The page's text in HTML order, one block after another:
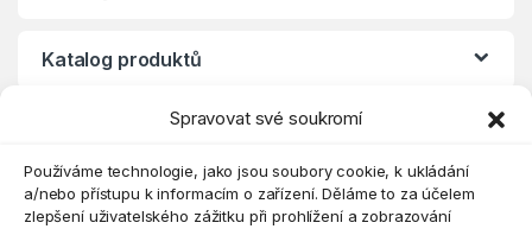
Spravovat své soukromí
Používáme technologie, jako jsou soubory cookie, k ukládání
a/nebo přístupu k informacím o zařízení. Děláme to za účelem
zlepšení uživatelského zážitku při prohlížení a zobrazování
Katalog produktů